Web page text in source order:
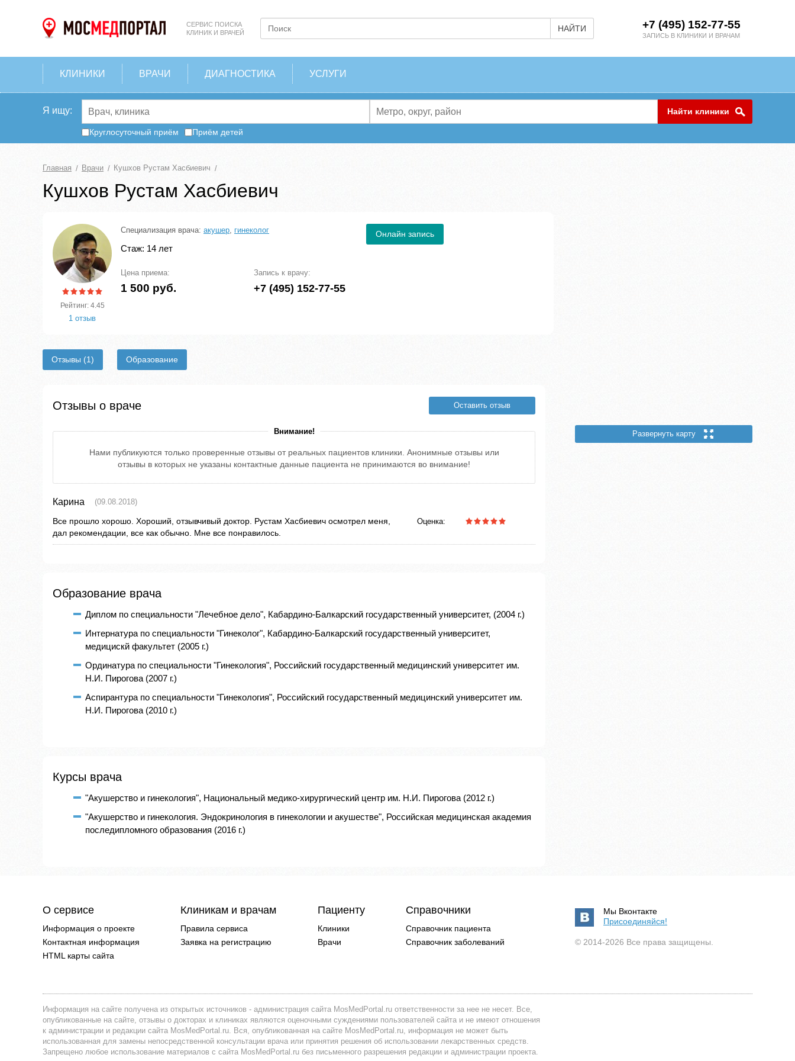
СЕРВИС ПОИСКА
КЛИНИК И ВРАЧЕЙ
НАЙТИ +7 (495) 152-77-55
ЗАПИСЬ В КЛИНИКИ И ВРАЧАМ
КЛИНИКИ ВРАЧИ ДИАГНОСТИКА УСЛУГИ
Я ищу: Найти клиники
Круглосуточный приём Приём детей
Главная Врачи Кушхов Рустам Хасбиевич
Кушхов Рустам Хасбиевич
Рейтинг: 4.45
1 отзыв
Специализация врача: акушер, гинеколог
Стаж: 14 лет
Цена приема:
1 500 руб.
Запись к врачу:
+7 (495) 152-77-55
Онлайн запись
Отзывы (1) Образование
Отзывы о враче Оставить отзыв
Внимание!
Нами публикуются только проверенные отзывы от реальных пациентов клиники. Анонимные отзывы или
отзывы в которых не указаны контактные данные пациента не принимаются во внимание!
Карина (09.08.2018)
Все прошло хорошо. Хороший, отзывчивый доктор. Рустам Хасбиевич осмотрел меня,
дал рекомендации, все как обычно. Мне все понравилось.
Оценка:
Образование врача
Диплом по специальности "Лечебное дело", Кабардино-Балкарский государственный университет, (2004 г.)
Интернатура по специальности "Гинеколог", Кабардино-Балкарский государственный университет,
медицискй факультет (2005 г.)
Ординатура по специальности "Гинекология", Российский государственный медицинский университет им.
Н.И. Пирогова (2007 г.)
Аспирантура по специальности "Гинекология", Российский государственный медицинский университет им.
Н.И. Пирогова (2010 г.)
Курсы врача
"Акушерство и гинекология", Национальный медико-хирургический центр им. Н.И. Пирогова (2012 г.)
"Акушерство и гинекология. Эндокринология в гинекологии и акушестве", Российская медицинская академия
последипломного образования (2016 г.)
Развернуть карту
О сервисе
Информация о проекте
Контактная информация
HTML карты сайта
Клиникам и врачам
Правила сервиса
Заявка на регистрацию
Пациенту
Клиники
Врачи
Справочники
Справочник пациента
Справочник заболеваний
Мы Вконтакте
Присоединяйся!
© 2014-2026 Все права защищены.
Информация на сайте получена из открытых источников - администрация сайта MosMedPortal.ru ответственности за нее не несет. Все,
опубликованные на сайте, отзывы о докторах и клиниках являются оценочными суждениями пользователей сайта и не имеют отношения
к администрации и редакции сайта MosMedPortal.ru. Вся, опубликованная на сайте MosMedPortal.ru, информация не может быть
использованная для замены непосредственной консультации врача или принятия решения об использовании лекарственных средств.
Запрещено любое использование материалов с сайта MosMedPortal.ru без письменного разрешения редакции и администрации проекта.